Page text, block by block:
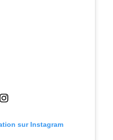
sur Instagram